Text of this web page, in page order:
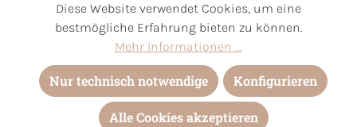
* Alle Preise inkl. gesetzl. Mehrwertsteuer zzgl.Versandkosten
und ggf. Nachnahmegebühren, wenn nicht anders angegeben.
Diese Website verwendet Cookies, um eine
bestmögliche Erfahrung bieten zu können.
Mehr Informationen ...
Nur technisch notwendige Konfigurieren
Alle Cookies akzeptieren